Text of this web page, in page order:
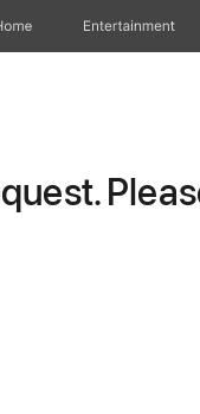
Entertainment